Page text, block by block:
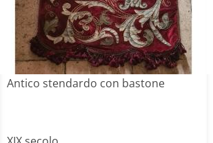
Antico stendardo con bastone